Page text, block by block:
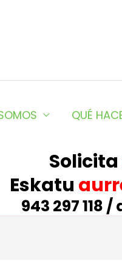
QUÉ
Solicita
Eskatu
943 297 118